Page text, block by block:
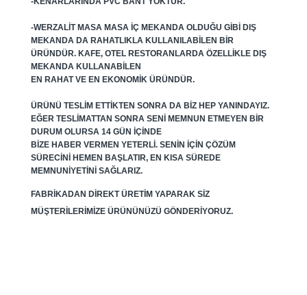
-WERZALIT MASA MASA IÇ MEKANDA OLDUĞU GIBI DIŞ
MEKANDA DA RAHATLIKLA KULLANILABILEN BIR
ÜRÜNDÜR. KAFE, OTEL RESTORANLARDA ÖZELLIKLE DIŞ
MEKANDA KULLANABILEN
EN RAHAT VE EN EKONOMIK ÜRÜNDÜR.
ÜRÜNÜ TESLIM ETTIKTEN SONRA DA BIZ HEP YANINDAYIZ.
EĞER TESLIMATTAN SONRA SENI MEMNUN ETMEYEN BIR
DURUM OLURSA 14 GÜN IÇINDE
BIZE HABER VERMEN YETERLI. SENIN IÇIN ÇÖZÜM
SÜRECINI HEMEN BAŞLATIR, EN KISA SÜREDE
MEMNUNIYETINI SAĞLARIZ.
FABRIKADAN DIREKT ÜRETIM YAPARAK SIZ
MÜŞTERILERIMIZE ÜRÜNÜNÜZÜ GÖNDERIYORUZ.